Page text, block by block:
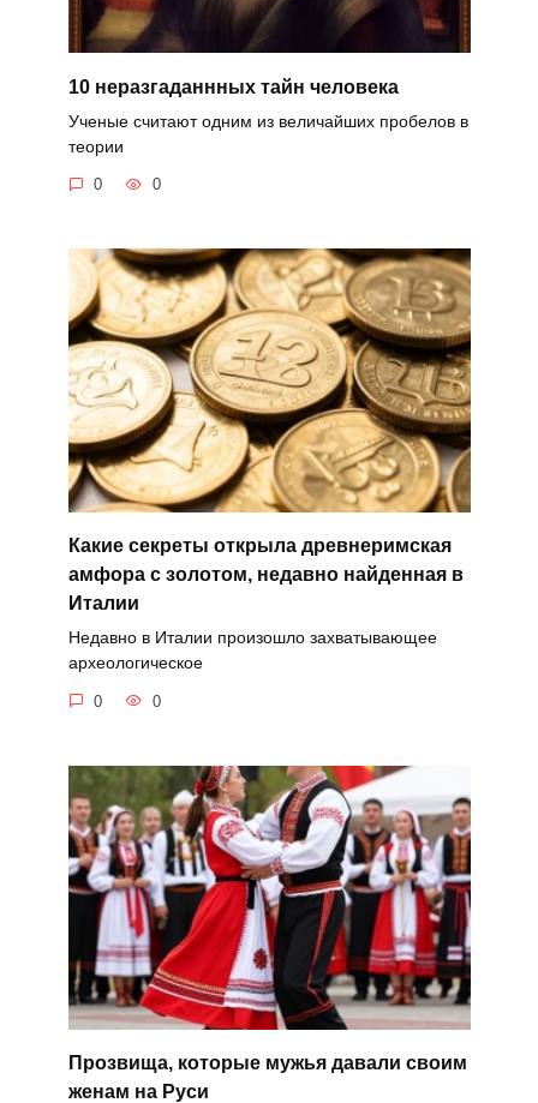
10 неразгаданнных тайн человека
Ученые считают одним из величайших пробелов в
теории
0 0
Какие секреты открыла древнеримская
амфора с золотом, недавно найденная в
Италии
Недавно в Италии произошло захватывающее
археологическое
0 0
Прозвища, которые мужья давали своим
женам на Руси